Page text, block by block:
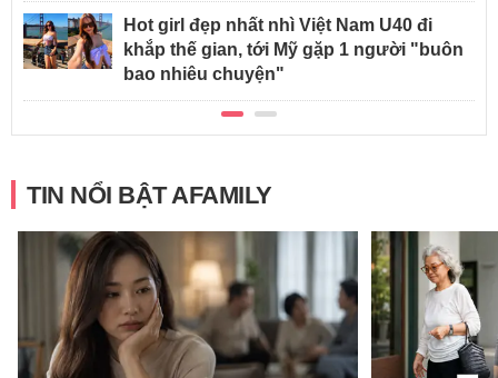
Hot girl đẹp nhất nhì Việt Nam U40 đi
khắp thế gian, tới Mỹ gặp 1 người "buôn
bao nhiêu chuyện"
TIN NỔI BẬT AFAMILY